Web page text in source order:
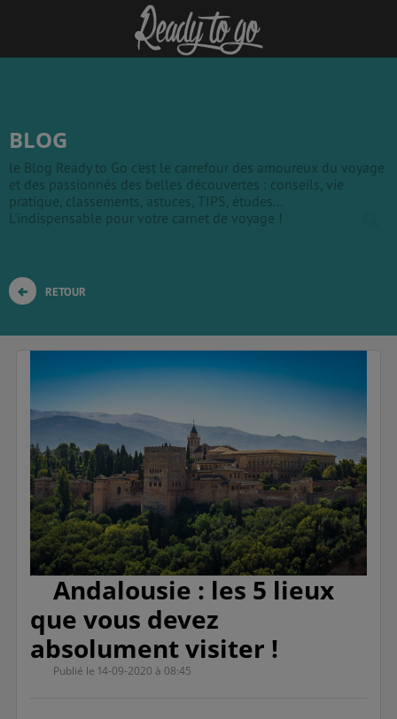
BLOG
le Blog Ready to Go c'est le carrefour des amoureux du voyage
et des passionnés des belles découvertes : conseils, vie
pratique, classements, astuces, TIPS, études...
L'indispensable pour votre carnet de voyage !
RETOUR
Andalousie : les 5 lieux
que vous devez
absolument visiter !
Publié le 14-09-2020 à 08:45